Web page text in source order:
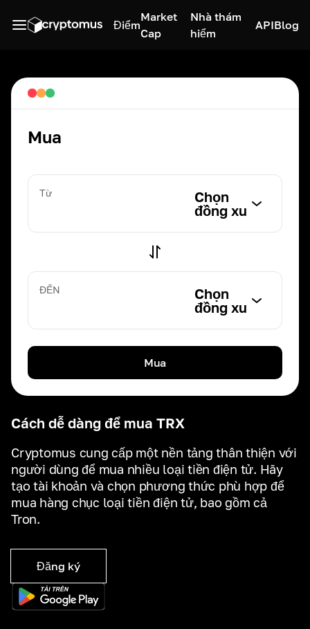
Điểm
Market
Cap
Nhà thám
hiểm
APIBlog
Cách dễ dàng để mua TRX
Cryptomus cung cấp một nền tảng thân thiện với
người dùng để mua nhiều loại tiền điện tử. Hãy
tạo tài khoản và chọn phương thức phù hợp để
mua hàng chục loại tiền điện tử, bao gồm cả
Tron.
Đăng ký
Mua
Từ
Chọn
đồng xu
ĐẾN
Chọn
đồng xu
Mua